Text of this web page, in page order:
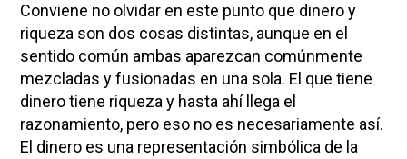
Conviene no olvidar en este punto que dinero y
riqueza son dos cosas distintas, aunque en el
sentido común ambas aparezcan comúnmente
mezcladas y fusionadas en una sola. El que tiene
dinero tiene riqueza y hasta ahí llega el
razonamiento, pero eso no es necesariamente así.
El dinero es una representación simbólica de la